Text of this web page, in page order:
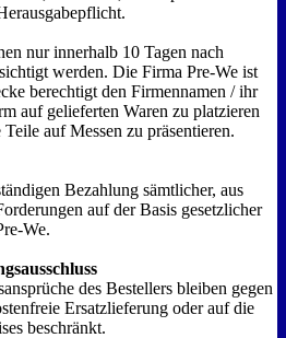
nur innerhalb 10 Tagen nach
werden. Die Firma Pre-We ist
berechtigt den Firmennamen / ihr
auf gelieferten Waren zu platzieren
auf Messen zu präsentieren.
Bezahlung sämtlicher, aus
auf der Basis gesetzlicher
We.
des Bestellers bleiben gegen
Ersatzlieferung oder auf die
beschränkt.